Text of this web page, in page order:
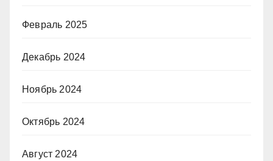
Февраль 2025
Декабрь 2024
Ноябрь 2024
Октябрь 2024
Август 2024